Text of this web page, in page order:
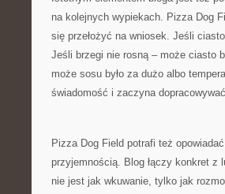
na kolejnych wypiekach. Pizza Dog
się przełożyć na wniosek. Jeśli
Jeśli brzegi nie rosną – może ciasto
może sosu było za dużo albo
świadomość i zaczyna
Pizza Dog Field potrafi też
przyjemnością. Blog łączy konkret z
nie jest jak wkuwanie, tylko jak